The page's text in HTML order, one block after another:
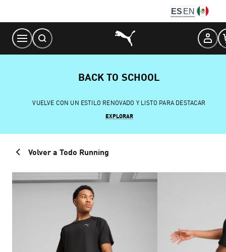
Content
ES EN
BACK TO SCHOOL
VUELVE CON UN ESTILO RENOVADO Y LISTO PARA DESTACAR
EXPLORAR
Volver a Todo Running